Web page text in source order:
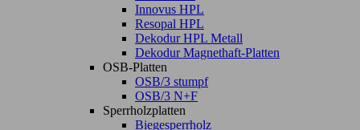
Innovus HPL
Resopal HPL
Dekodur HPL Metall
Dekodur Magnethaft-Platten
OSB-Platten
OSB/3 stumpf
OSB/3 N+F
Sperrholzplatten
Biegesperrholz